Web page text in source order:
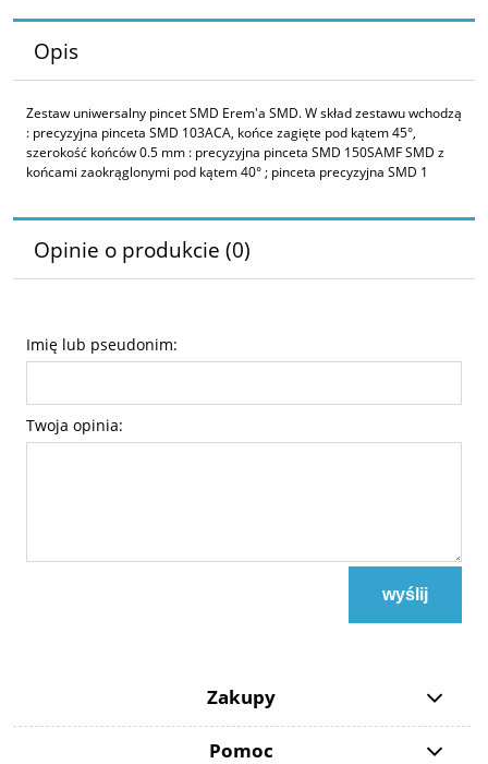
Opis
Zestaw uniwersalny pincet SMD Erem'a SMD. W skład zestawu wchodzą
: precyzyjna pinceta SMD 103ACA, końce zagięte pod kątem 45°,
szerokość końców 0.5 mm : precyzyjna pinceta SMD 150SAMF SMD z
końcami zaokrąglonymi pod kątem 40° ; pinceta precyzyjna SMD 1
Opinie o produkcie (0)
Imię lub pseudonim:
Twoja opinia:
wyślij
Zakupy
Pomoc